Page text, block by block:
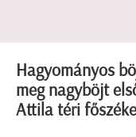
Hagyományos
meg nagyböjt
Attila téri